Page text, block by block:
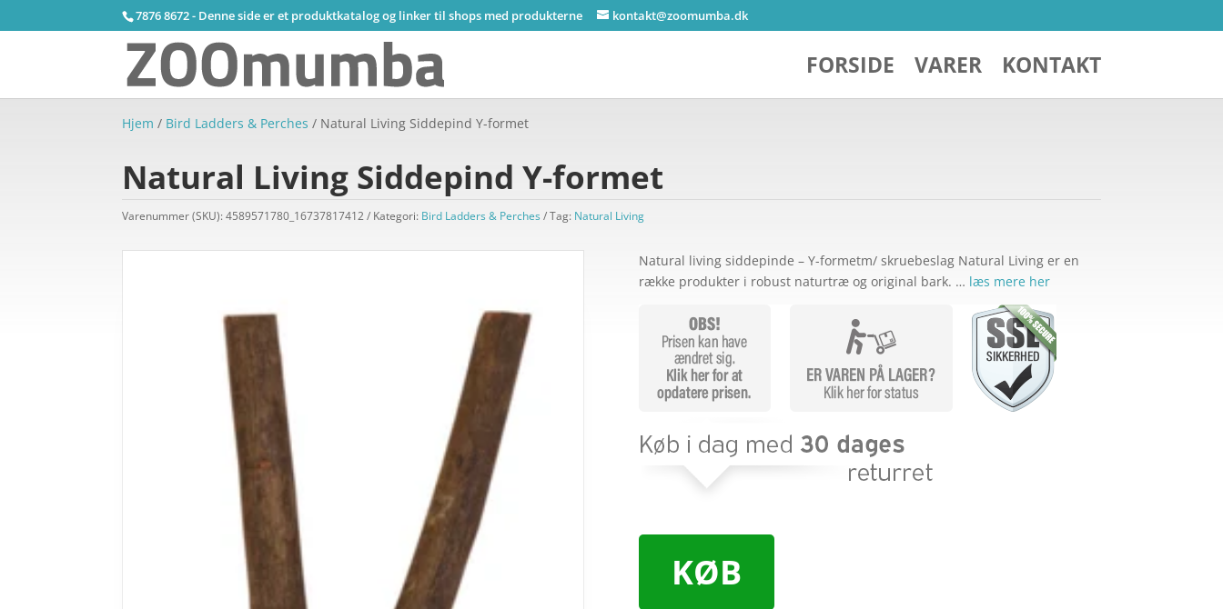
7876 8672 - Denne side er et produktkatalog og linker til shops med produkterne kontakt@zoomumba.dk
FORSIDE VARER KONTAKT
Hjem / Bird Ladders & Perches / Natural Living Siddepind Y-formet
Natural Living Siddepind Y-formet
Varenummer (SKU):4589571780_16737817412 Kategori: Bird Ladders & Perches Tag: Natural Living
Natural living siddepinde – Y-formetm/ skruebeslag Natural Living er en
række produkter i robust naturtræ og original bark. … læs mere her
KØB